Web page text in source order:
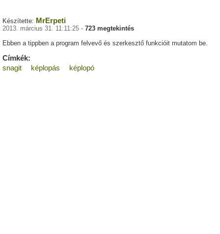
Készítette: MrErpeti
2013. március 31. 11:11:25 - 723 megtekintés
Ebben a tippben a program felvevő és szerkesztő funkcióit mutatom be.
Címkék:
snagit
képlopás képlopó